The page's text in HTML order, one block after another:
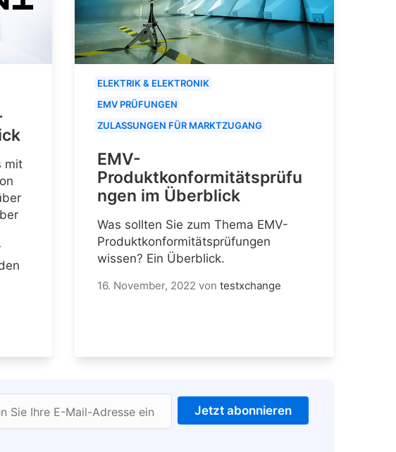
mit
ELEKTRIK & ELEKTRONIK
EMV PRÜFUNGEN
ZULASSUNGEN FÜR MARKTZUGANG
EMV-
Produktkonformitätsprüfu
ngen im Überblick
Was sollten Sie zum Thema EMV-
Produktkonformitätsprüfungen
wissen? Ein Überblick.
16. November, 2022 von testxchange
Sie Ihre E-Mail-Adresse ein Jetzt abonnieren